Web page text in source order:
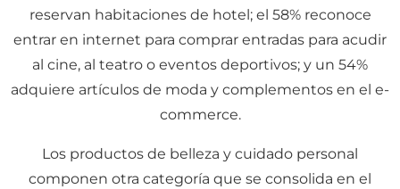
reservan habitaciones de hotel; el 58% reconoce
entrar en internet para comprar entradas para acudir
al cine, al teatro o eventos deportivos; y un 54%
adquiere artículos de moda y complementos en el e-
commerce.
Los productos de belleza y cuidado personal
componen otra categoría que se consolida en el